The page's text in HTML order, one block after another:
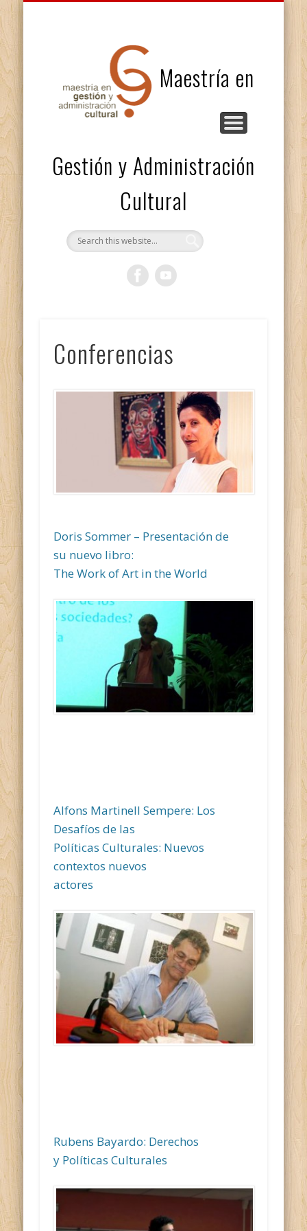
Maestría en
Gestión y Administración
Cultural
Conferencias
Doris Sommer – Presentación de
su nuevo libro:
The Work of Art in the World
Alfons Martinell Sempere: Los
Desafíos de las
Políticas Culturales: Nuevos
contextos nuevos
actores
Rubens Bayardo: Derechos
y Políticas Culturales